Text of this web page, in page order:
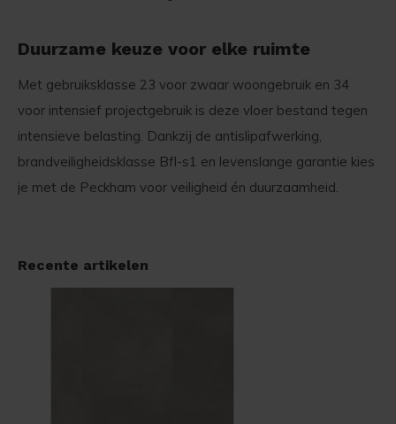
Duurzame keuze voor elke ruimte
Met gebruiksklasse 23 voor zwaar woongebruik en 34
voor intensief projectgebruik is deze vloer bestand tegen
intensieve belasting. Dankzij de antislipafwerking,
brandveiligheidsklasse Bfl-s1 en levenslange garantie kies
je met de Peckham voor veiligheid én duurzaamheid.
Recente artikelen